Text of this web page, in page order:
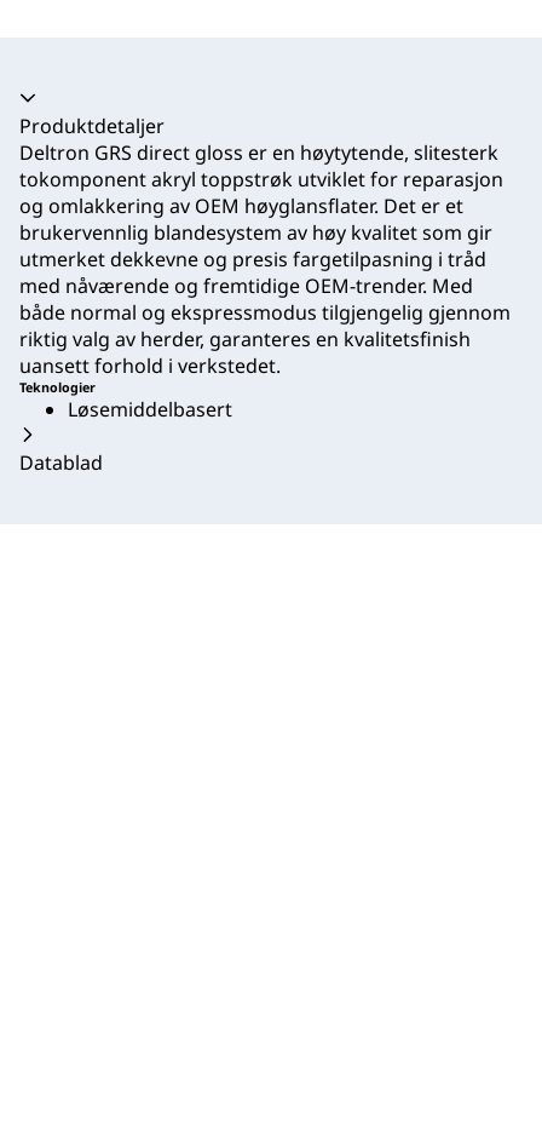
Trekkspill kollapset
Produktdetaljer
Deltron GRS direct gloss er en høytytende, slitesterk
tokomponent akryl toppstrøk utviklet for reparasjon
og omlakkering av OEM høyglansflater. Det er et
brukervennlig blandesystem av høy kvalitet som gir
utmerket dekkevne og presis fargetilpasning i tråd
med nåværende og fremtidige OEM-trender. Med
både normal og ekspressmodus tilgjengelig gjennom
riktig valg av herder, garanteres en kvalitetsfinish
uansett forhold i verkstedet.
Teknologier
Løsemiddelbasert
Datablad